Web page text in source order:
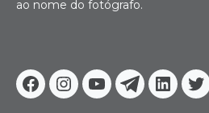
Facebook
Instagram
YoutubeTelegram
ao nome do fotógrafo.